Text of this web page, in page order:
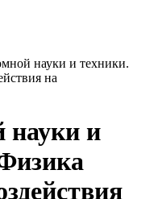
науки и теxники.
на
науки и